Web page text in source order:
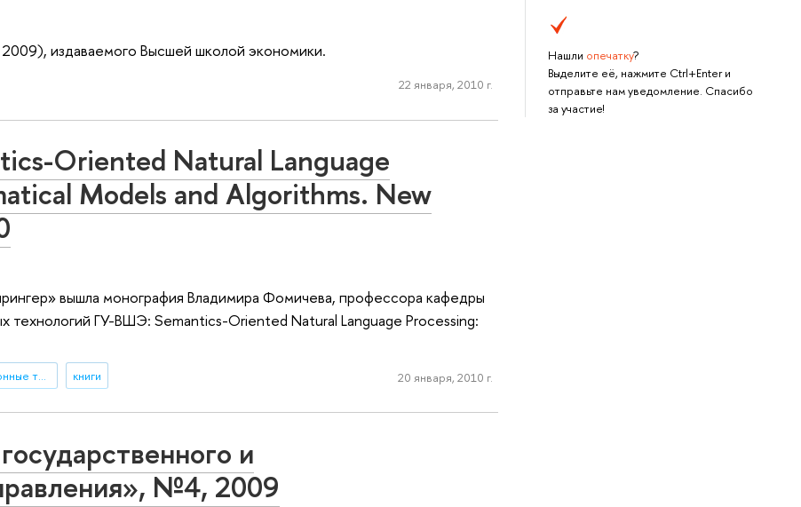
Нашли опечатку?
Выделите её, нажмите Ctrl+Enter и
отправьте нам уведомление. Спасибо
за участие!
издаваемого Высшей школой экономики.
22 января, 2010 г.
Oriented Natural Language
Models and Algorithms. New
вышла монография Владимира Фомичева, профессора кафедры
технологий ГУ-ВШЭ: Semantics-Oriented Natural Language Processing:
книги 20 января, 2010 г.
и
№4, 2009